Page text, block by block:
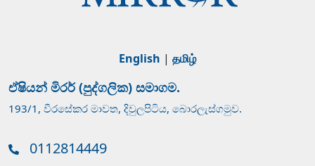
English | தமிழ்
ඒෂියන් මිරර් (පුද්ගලික) සමාගම.
193/1, වීරසේකර මාවත, දිවුලපිටිය, බොරලැස්ගමුව.
0112814449